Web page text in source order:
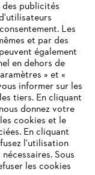
publicités
Les
et par des
également
en dehors de
» et «
informer sur les
tiers. En cliquant
donnez votre
cookies et le
En cliquant
l'utilisation
Sous
les cookies